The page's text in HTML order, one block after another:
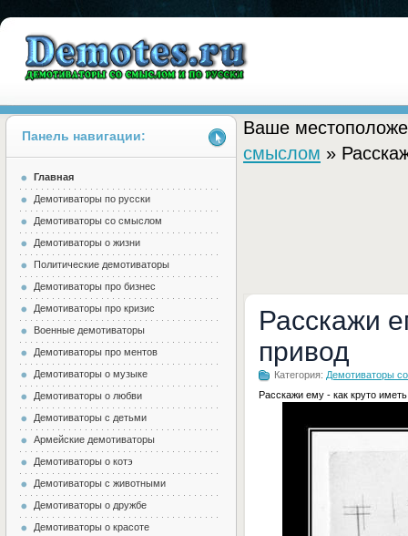
Demotes.ru
Ваше
смыслом »
Расскажи
привод
Категория: Демотиваторы
Расскажи ему - как круто
Панель навигации:
Главная
Демотиваторы по русски
Демотиваторы со смыслом
Демотиваторы о жизни
Политические демотиваторы
Демотиваторы про бизнес
Демотиваторы про кризис
Военные демотиваторы
Демотиваторы про ментов
Демотиваторы о музыке
Демотиваторы о любви
Демотиваторы с детьми
Армейские демотиваторы
Демотиваторы о котэ
Демотиваторы с животными
Демотиваторы о дружбе
Демотиваторы о красоте